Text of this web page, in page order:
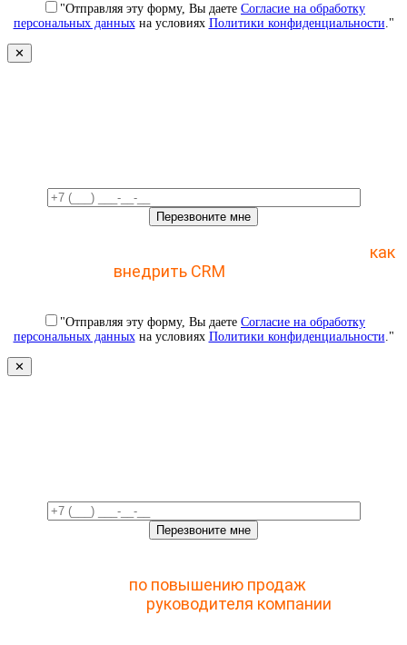
"Отправляя эту форму, Вы даете Согласие на обработку
персональных данныхна условиях Политики конфиденциальности ."
✕
как
внедрить CRM
"Отправляя эту форму, Вы даете Согласие на обработку
персональных данныхна условиях Политики конфиденциальности ."
✕
по повышению продаж
руководителя компании